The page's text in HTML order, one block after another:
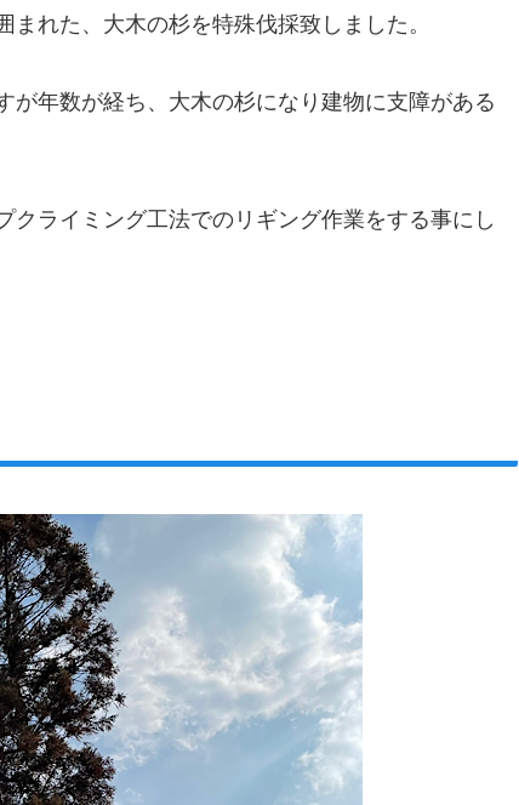
れた、大木の杉を特殊伐採致しました。
年数が経ち、大木の杉になり建物に支障がある
ライミング工法でのリギング作業をする事にし